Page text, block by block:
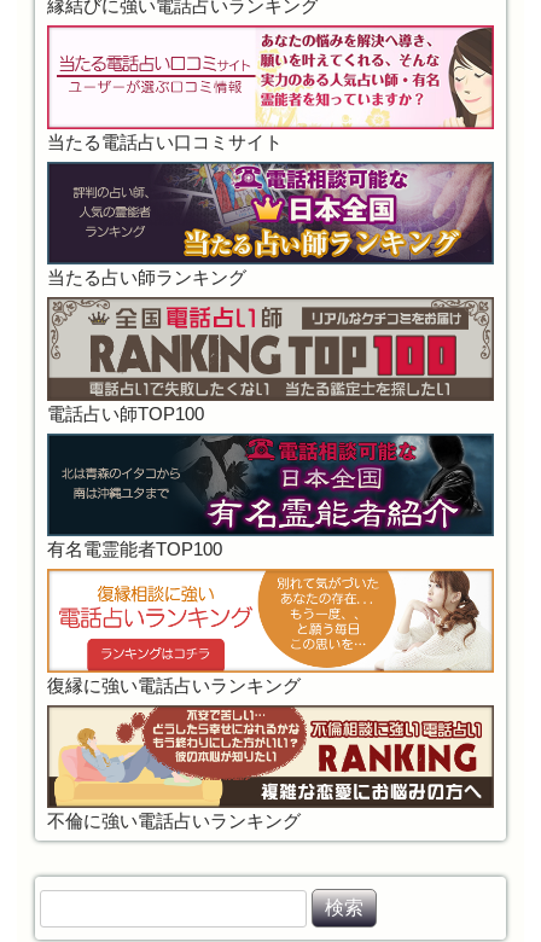
縁結びに強い電話占いランキング
当たる電話占い口コミサイト
当たる占い師ランキング
電話占い師TOP100
有名電霊能者TOP100
復縁に強い電話占いランキング
不倫に強い電話占いランキング
検
索